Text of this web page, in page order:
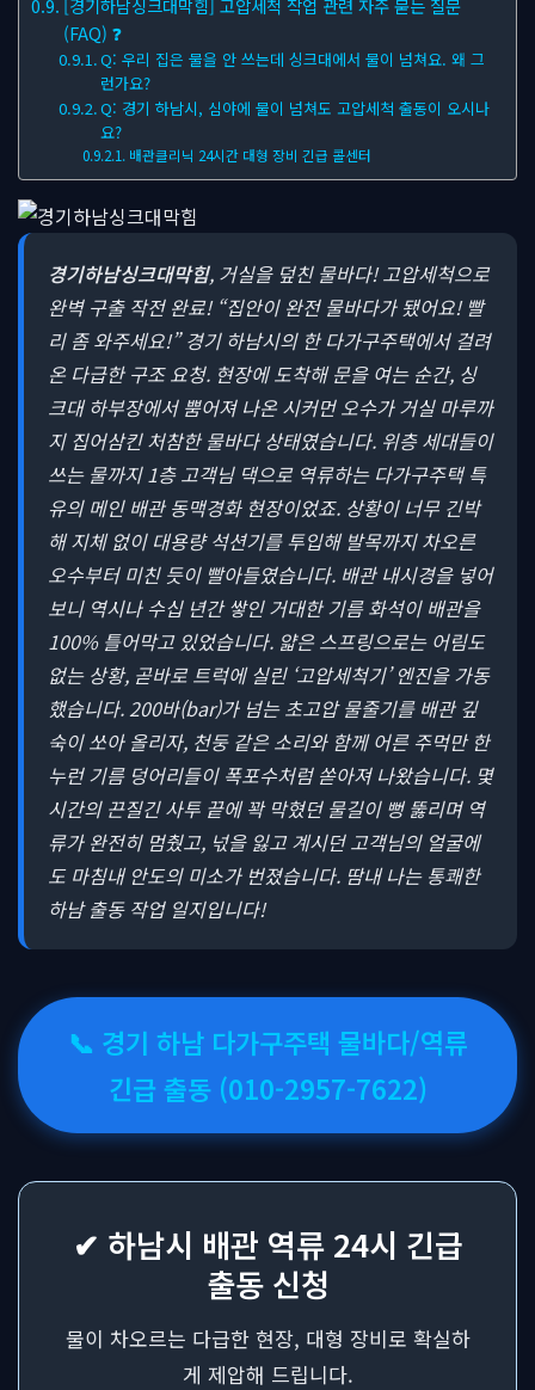
[경기하남싱크대막힘] 고압세척 작업 관련 자주 묻는 질문
(FAQ) ❓
Q: 우리 집은 물을 안 쓰는데 싱크대에서 물이 넘쳐요. 왜 그
런가요?
Q: 경기 하남시, 심야에 물이 넘쳐도 고압세척 출동이 오시나
요?
배관클리닉 24시간 대형 장비 긴급 콜센터
경기하남싱크대막힘, 거실을 덮친 물바다! 고압세척으로
완벽 구출 작전 완료! “집안이 완전 물바다가 됐어요! 빨
리 좀 와주세요!” 경기 하남시의 한 다가구주택에서 걸려
온 다급한 구조 요청. 현장에 도착해 문을 여는 순간, 싱
크대 하부장에서 뿜어져 나온 시커먼 오수가 거실 마루까
지 집어삼킨 처참한 물바다 상태였습니다. 위층 세대들이
쓰는 물까지 1층 고객님 댁으로 역류하는 다가구주택 특
유의 메인 배관 동맥경화 현장이었죠. 상황이 너무 긴박
해 지체 없이 대용량 석션기를 투입해 발목까지 차오른
오수부터 미친 듯이 빨아들였습니다. 배관 내시경을 넣어
보니 역시나 수십 년간 쌓인 거대한 기름 화석이 배관을
100% 틀어막고 있었습니다. 얇은 스프링으로는 어림도
없는 상황, 곧바로 트럭에 실린 ‘고압세척기’ 엔진을 가동
했습니다. 200바(bar)가 넘는 초고압 물줄기를 배관 깊
숙이 쏘아 올리자, 천둥 같은 소리와 함께 어른 주먹만 한
누런 기름 덩어리들이 폭포수처럼 쏟아져 나왔습니다. 몇
시간의 끈질긴 사투 끝에 꽉 막혔던 물길이 뻥 뚫리며 역
류가 완전히 멈췄고, 넋을 잃고 계시던 고객님의 얼굴에
도 마침내 안도의 미소가 번졌습니다. 땀내 나는 통쾌한
하남 출동 작업 일지입니다!
📞 경기 하남 다가구주택 물바다/역류
긴급 출동 (010-2957-7622)
✔ 하남시 배관 역류 24시 긴급
출동 신청
물이 차오르는 다급한 현장, 대형 장비로 확실하
게 제압해 드립니다.